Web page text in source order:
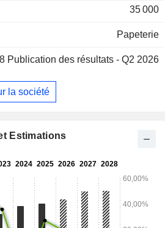
comprend du papier d'impression
et de la pâte en flocons. Les
comprend la production et la
destiné au marché intérieur, tandis
les activités de production et
de Santos Spe SA, FuturaGene
35 000
Papeterie
Publication des résultats - Q2 2026
la société
Estimations